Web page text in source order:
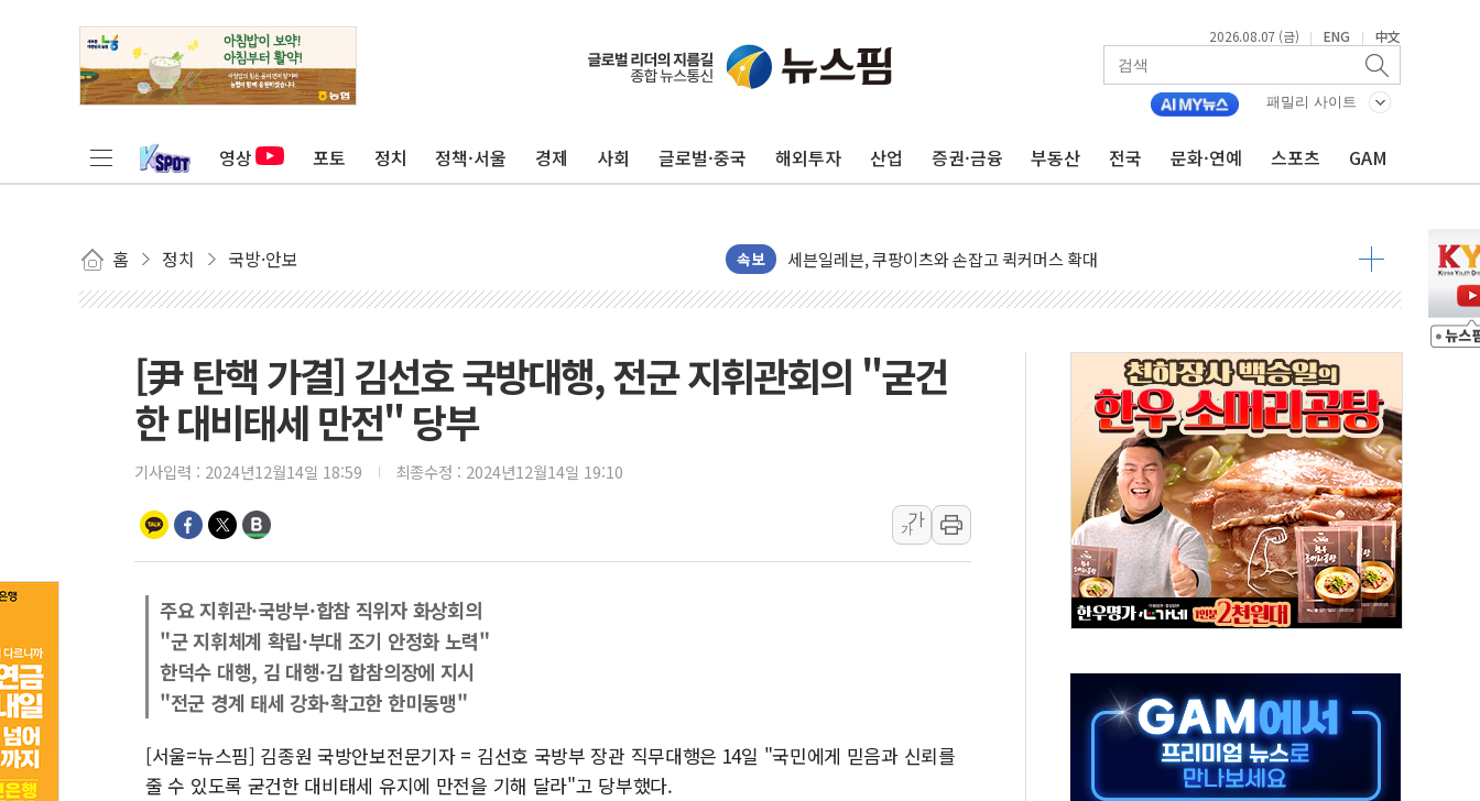
2026.08.07 (금) | ENG | 中文
패밀리 사이트
영상 포토 정치 정책·서울 경제 사회 글로벌·중국 해외투자 산업 증권·금융 부동산 전국 문화·연예 스포츠 GAM
홈 정치 국방·안보 속보
사우디 "북·남서 이란 지휘 아래 동시 공격 임박…에너지·항만 표적"
GLN인터내셔널, 방한 외국인 QR결제 서비스 확장 나선다
에스트래픽, LS 일렉트릭 철도신호 사업 인수 계약
[특징주] 저가 매수 유입…프리마켓 대형주 소폭 반등
이란 협상단장, 트럼프 'TACO' 조롱 "쇼외교...더 이상 필요 없다"
네이버, AI 투자로 숨 고르기…매출 16% 늘고 영업이익은 제자리
카카오스타일 지그재그, '직잭뷰티 페스타'…최대 91% 할인
풀무원푸드앤컬처, 인천공항서 '팔도음식대전'
애경산업, 서울시 취약계층 위해 53억원 상당 통큰 기부
중기부, 떡국·떡볶이떡 제조업 '생계형 적합업종' 재지정...5년 더 보호
[브라질증시] 금리 인하에도 추가 완화 불확실성에 1.2% 하락 마감
[뉴스핌 이 시각 PICK] 李, 오늘 부동산 2차 회의 外
카드사 고객 유입 창구 된 '트래블카드'…휴가철 넘어 장기 고객 묶는다
제나벨, 배우 공승연 브랜드 모델 발탁… 부산 광안서 약국 팝업스토어 운영
[채권/외환] 국제유가 급등에 미 국채금리·달러 동반 상승…시장, 美 고용지표 촉각
[尹 탄핵 가결] 김선호 국방대행, 전군 지휘관회의 "굳건
한 대비태세 만전" 당부
기사입력 : 2024년12월14일 18:59 최종수정 : 2024년12월14일 19:10
가
가
주요 지휘관·국방부·합참 직위자 화상회의
"군 지휘체계 확립·부대 조기 안정화 노력"
한덕수 대행, 김 대행·김 합참의장에 지시
"전군 경계 태세 강화·확고한 한미동맹"
[서울=뉴스핌] 김종원 국방안보전문기자 = 김선호 국방부 장관 직무대행은 14일 "국민에게 믿음과 신뢰를
줄 수 있도록 굳건한 대비태세 유지에 만전을 기해 달라"고 당부했다.